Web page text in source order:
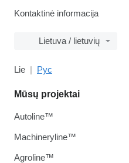
Kontaktinė informacija
Lietuva / lietuvių
Lie Рус
Mūsų projektai
Autoline™
Machineryline™
Agroline™